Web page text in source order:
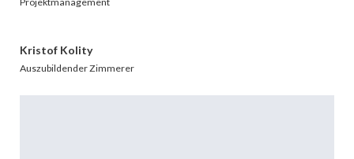
Kristof Kolity
Auszubildender Zimmerer